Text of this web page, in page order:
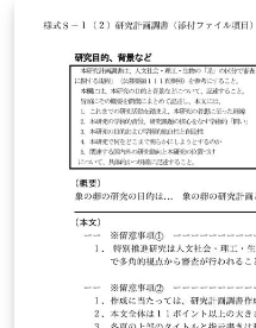
u.ac.jp/~taku/kakenhiLaTeX/